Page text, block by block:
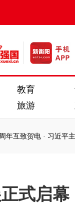
教育
旅游
致贺电·习近平主席
式启幕